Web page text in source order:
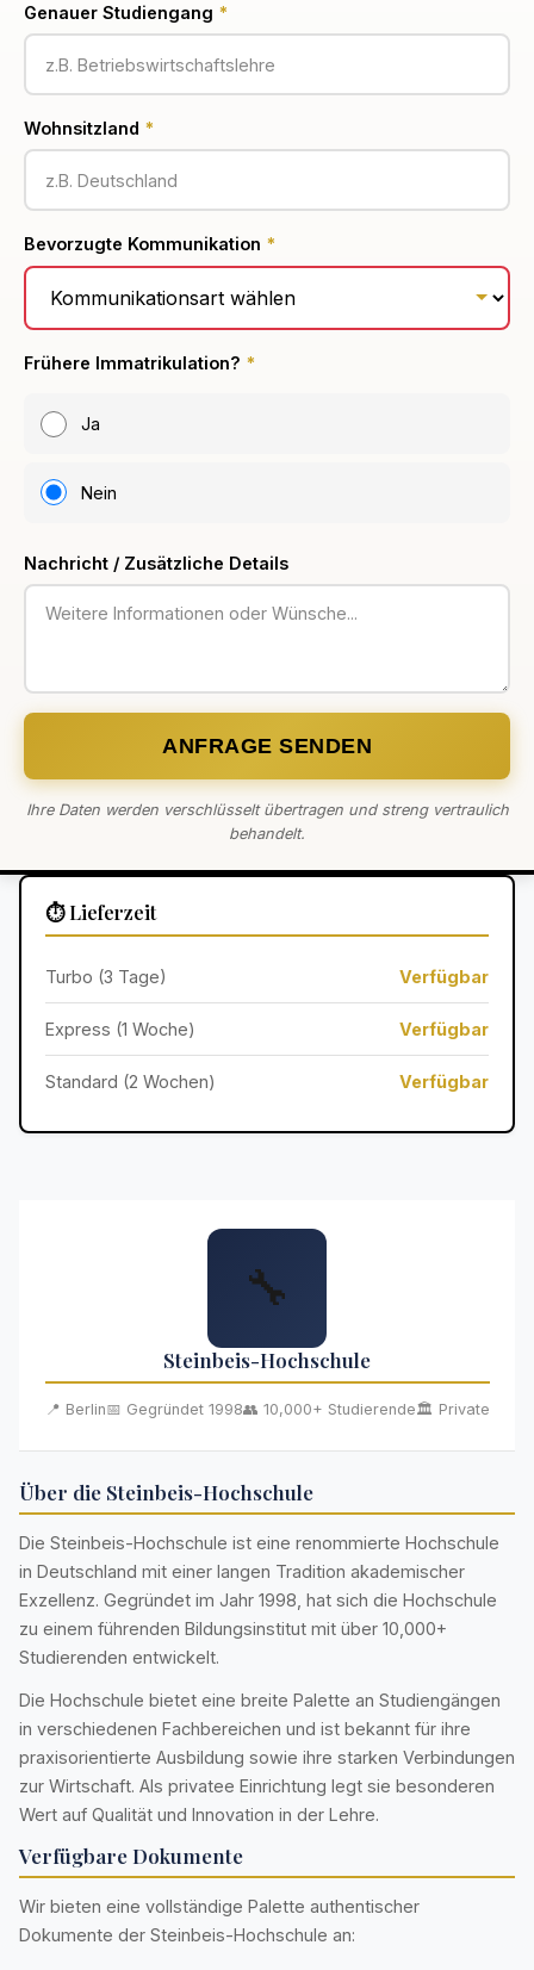
Genauer Studiengang *
Wohnsitzland *
Bevorzugte Kommunikation *
Frühere Immatrikulation? *
Ja
Nein
Nachricht / Zusätzliche Details
ANFRAGE SENDEN
Ihre Daten werden verschlüsselt übertragen und streng vertraulich
behandelt.
⏱️ Lieferzeit
Turbo (3 Tage) Verfügbar
Express (1 Woche) Verfügbar
Standard (2 Wochen) Verfügbar
🔧
Steinbeis-Hochschule
📍 Berlin📅 Gegründet 1998👥 10,000+ Studierende🏛️ Private
Über die Steinbeis-Hochschule
Die Steinbeis-Hochschule ist eine renommierte Hochschule
in Deutschland mit einer langen Tradition akademischer
Exzellenz. Gegründet im Jahr 1998, hat sich die Hochschule
zu einem führenden Bildungsinstitut mit über 10,000+
Studierenden entwickelt.
Die Hochschule bietet eine breite Palette an Studiengängen
in verschiedenen Fachbereichen und ist bekannt für ihre
praxisorientierte Ausbildung sowie ihre starken Verbindungen
zur Wirtschaft. Als privatee Einrichtung legt sie besonderen
Wert auf Qualität und Innovation in der Lehre.
Verfügbare Dokumente
Wir bieten eine vollständige Palette authentischer
Dokumente der Steinbeis-Hochschule an: